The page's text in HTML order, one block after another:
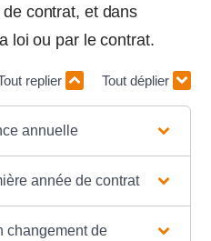
contrat, et dans
loi ou par le contrat.
replier Tout déplier
annuelle
année de contrat
changement de